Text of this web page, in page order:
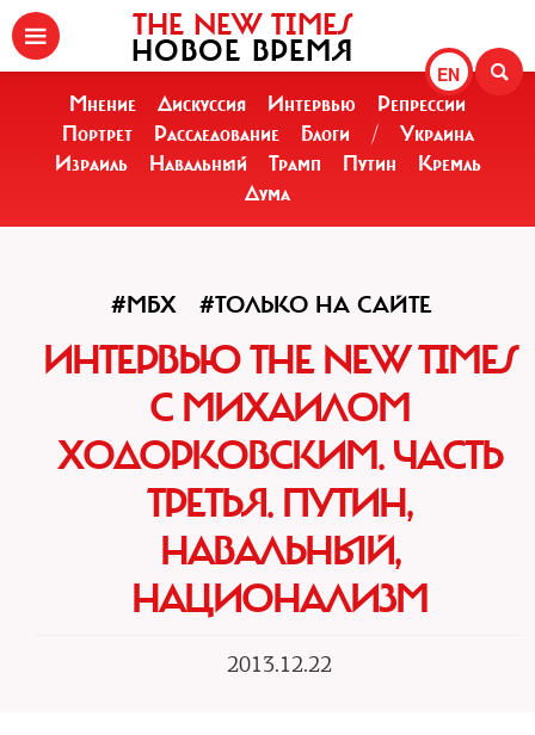
EN
THE NEW TIMES
НОВОЕ ВРЕМЯ
Мнение Дискуссия Интервью
Репрессии
Портрет
Расследование Блоги /
Украина
Израиль
Навальный Трамп Путин
Кремль
Дума
#МБХ #ТОЛЬКО НА САЙТЕ
ИНТЕРВЬЮ THE NEW TIMES
С МИХАИЛОМ
ХОДОРКОВСКИМ. ЧАСТЬ
ТРЕТЬЯ. ПУТИН,
НАВАЛЬНЫЙ,
НАЦИОНАЛИЗМ
2013.12.22